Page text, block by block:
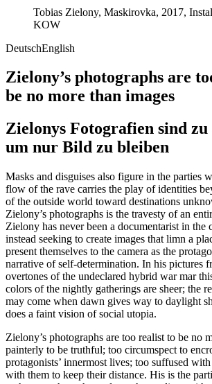
Tobias Zielony, Maskirovka, 2017,
KOW
DeutschEnglish
Zielony’s photographs are
be no more than images
Zielonys Fotografien sind
um nur Bild zu bleiben
Masks and disguises also figure in the parties
flow of the rave carries the play of identities
of the outside world toward destinations
Zielony’s photographs is the travesty of an
Zielony has never been a documentarist in the
instead seeking to create images that limn a
present themselves to the camera as the
narrative of self-determination. In his pictures
overtones of the undeclared hybrid war mar
colors of the nightly gatherings are sheer; the
may come when dawn gives way to daylight
does a faint vision of social utopia.
Zielony’s photographs are too realist to be no
painterly to be truthful; too circumspect to
protagonists’ innermost lives; too suffused
with them to keep their distance. His is the